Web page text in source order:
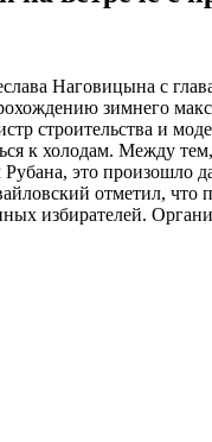
Наговицына с
зимнего
строительства и
к холодам. Между
это произошло
отметил,
избирателей.